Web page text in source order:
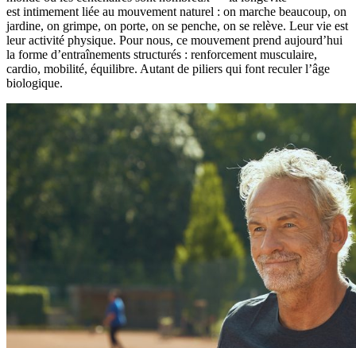
est intimement liée au mouvement naturel : on marche beaucoup, on
jardine, on grimpe, on porte, on se penche, on se relève. Leur vie est
leur activité physique. Pour nous, ce mouvement prend aujourd’hui
la forme d’entraînements structurés : renforcement musculaire,
cardio, mobilité, équilibre. Autant de piliers qui font reculer l’âge
biologique.